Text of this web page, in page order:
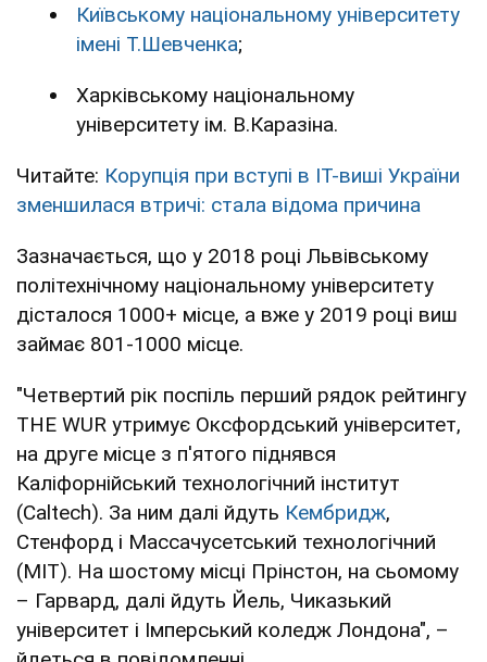
Київському національному університету
імені Т.Шевченка;
Харківському національному
університету ім. В.Каразіна.
Читайте: Корупція при вступі в ІТ-виші України
зменшилася втричі: стала відома причина
Зазначається, що у 2018 році Львівському
політехнічному національному університету
дісталося 1000+ місце, а вже у 2019 році виш
займає 801-1000 місце.
"Четвертий рік поспіль перший рядок рейтингу
THE WUR утримує Оксфордський університет,
на друге місце з п'ятого піднявся
Каліфорнійський технологічний інститут
(Caltech). За ним далі йдуть Кембридж,
Стенфорд і Массачусетський технологічний
(MIT). На шостому місці Прінстон, на сьомому
– Гарвард, далі йдуть Йель, Чиказький
університет і Імперський коледж Лондона", –